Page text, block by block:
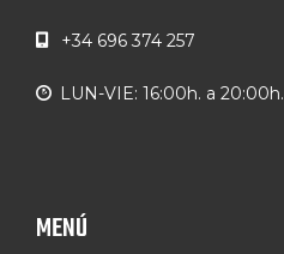
+34 696 374 257
LUN-VIE: 16:00h. a 20:00h.
MENÚ